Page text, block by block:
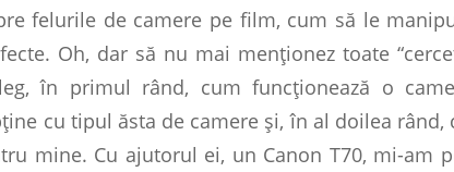
felurile de camere pe film, cum să le
Oh, dar să nu mai menţionez toate
în primul rând, cum funcţionează o
cu tipul ăsta de camere şi, în al doilea rând,
mine. Cu ajutorul ei, un Canon T70, mi-am